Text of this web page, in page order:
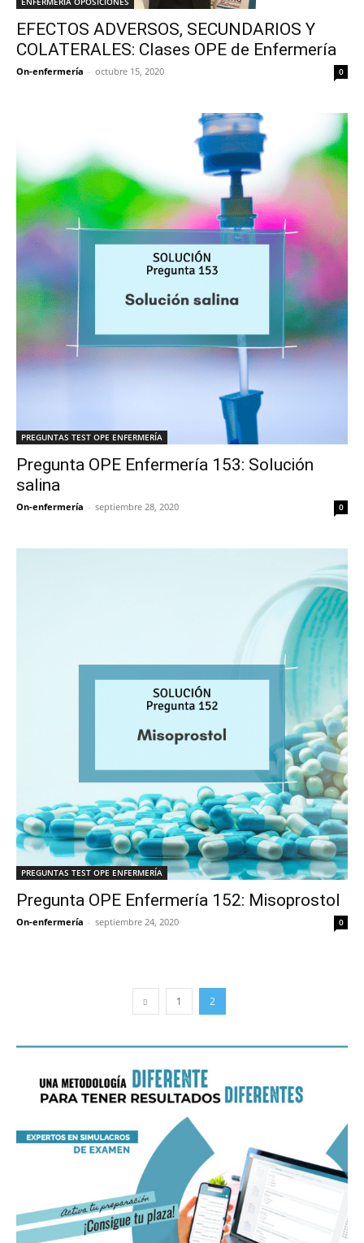
EFECTOS ADVERSOS, SECUNDARIOS Y
COLATERALES: Clases OPE de Enfermería
On-enfermería - octubre 15, 2020 0
PREGUNTAS TEST OPE ENFERMERÍA
Pregunta OPE Enfermería 153: Solución
salina
On-enfermería - septiembre 28, 2020 0
PREGUNTAS TEST OPE ENFERMERÍA
Pregunta OPE Enfermería 152: Misoprostol
On-enfermería - septiembre 24, 2020 0
1 2